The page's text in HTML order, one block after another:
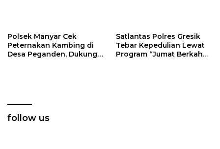
Polsek Manyar Cek
Peternakan Kambing di
Desa Peganden, Dukung
Satlantas Polres Gresik
Tebar Kepedulian Lewat
Program “Jumat Berkah
follow us